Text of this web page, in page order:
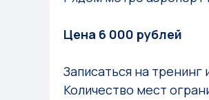
Цена 6 000 рублей
Записаться на
Количество мест